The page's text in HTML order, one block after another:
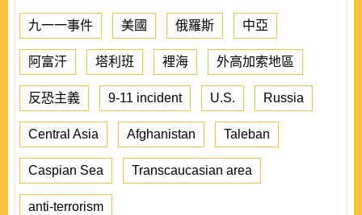
九一一事件 美國 俄羅斯 中亞
阿富汗 塔利班 裡海 外高加索地區
反恐主義 9-11 incident U.S. Russia
Central Asia Afghanistan Taleban
Caspian Sea Transcaucasian area
anti-terrorism